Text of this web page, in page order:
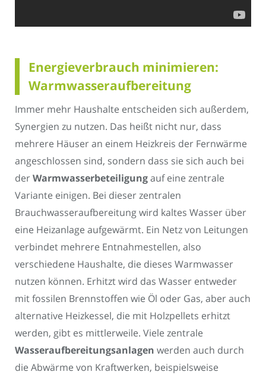
Energieverbrauch minimieren:
Warmwasseraufbereitung
Immer mehr Haushalte entscheiden sich außerdem,
Synergien zu nutzen. Das heißt nicht nur, dass
mehrere Häuser an einem Heizkreis der Fernwärme
angeschlossen sind, sondern dass sie sich auch bei
derWarmwasserbeteiligungauf eine zentrale
Variante einigen. Bei dieser zentralen
Brauchwasseraufbereitung wird kaltes Wasser über
eine Heizanlage aufgewärmt. Ein Netz von Leitungen
verbindet mehrere Entnahmestellen, also
verschiedene Haushalte, die dieses Warmwasser
nutzen können. Erhitzt wird das Wasser entweder
mit fossilen Brennstoffen wie Öl oder Gas, aber auch
alternative Heizkessel, die mit Holzpellets erhitzt
werden, gibt es mittlerweile. Viele zentrale
Wasseraufbereitungsanlagen werden auch durch
die Abwärme von Kraftwerken, beispielsweise